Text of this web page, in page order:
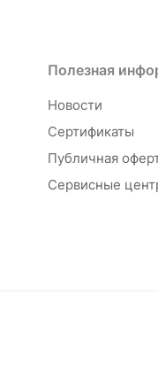
Полезная
Новости
Сертификаты
Публичная
Сервисные